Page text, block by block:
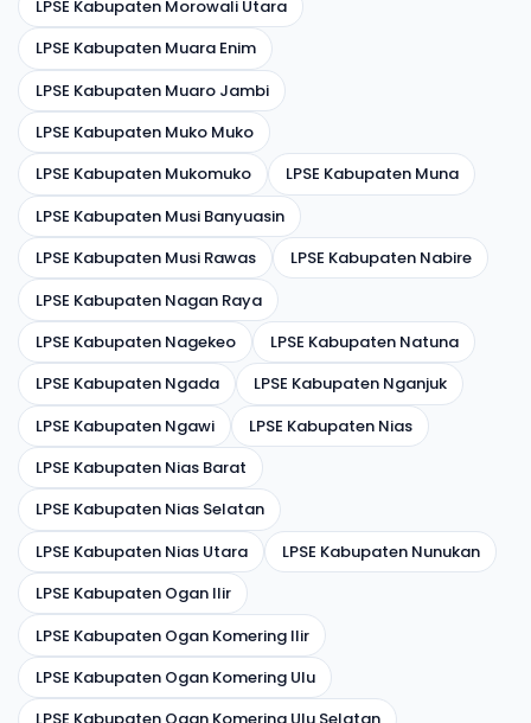
LPSE Kabupaten Morowali Utara
LPSE Kabupaten Muara Enim
LPSE Kabupaten Muaro Jambi
LPSE Kabupaten Muko Muko
LPSE Kabupaten Mukomuko
LPSE Kabupaten Muna
LPSE Kabupaten Musi Banyuasin
LPSE Kabupaten Musi Rawas
LPSE Kabupaten Nabire
LPSE Kabupaten Nagan Raya
LPSE Kabupaten Nagekeo
LPSE Kabupaten Natuna
LPSE Kabupaten Ngada
LPSE Kabupaten Nganjuk
LPSE Kabupaten Ngawi
LPSE Kabupaten Nias
LPSE Kabupaten Nias Barat
LPSE Kabupaten Nias Selatan
LPSE Kabupaten Nias Utara
LPSE Kabupaten Nunukan
LPSE Kabupaten Ogan Ilir
LPSE Kabupaten Ogan Komering Ilir
LPSE Kabupaten Ogan Komering Ulu